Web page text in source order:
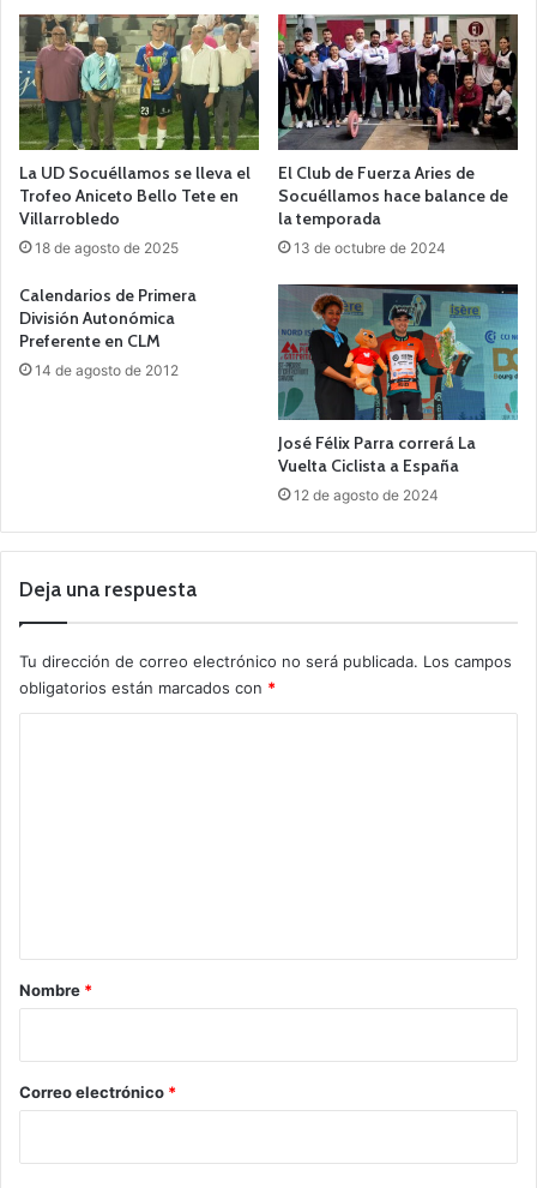
La UD Socuéllamos se lleva el
Trofeo Aniceto Bello Tete en
Villarrobledo
18 de agosto de 2025
El Club de Fuerza Aries de
Socuéllamos hace balance de
la temporada
13 de octubre de 2024
Calendarios de Primera
División Autonómica
Preferente en CLM
14 de agosto de 2012
José Félix Parra correrá La
Vuelta Ciclista a España
12 de agosto de 2024
Deja una respuesta
Tu dirección de correo electrónico no será publicada. Los campos
obligatorios están marcados con *
r
*
Nombre *
Correo electrónico *